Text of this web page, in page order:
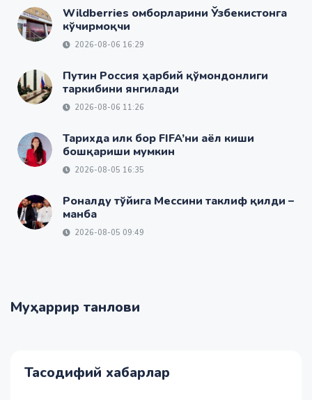
Wildberries омборларини Ўзбекистонга
кўчирмоқчи
2026-08-06 16:29
Путин Россия ҳарбий қўмондонлиги
таркибини янгилади
2026-08-06 11:26
Тарихда илк бор FIFA’ни аёл киши
бошқариши мумкин
2026-08-05 16:35
Роналду тўйига Мессини таклиф қилди –
манба
2026-08-05 09:49
Муҳаррир танлови
Тасодифий хабарлар